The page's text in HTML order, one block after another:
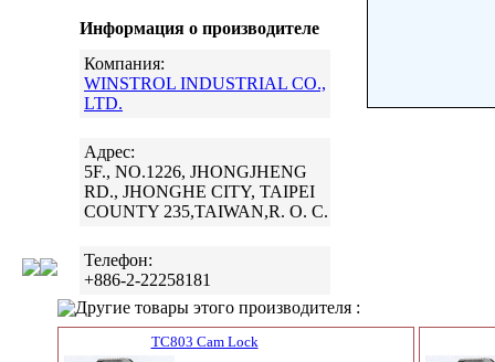
Информация о производителе
Компания:
WINSTROL INDUSTRIAL CO.,
LTD.
Адрес:
5F., NO.1226, JHONGJHENG
RD., JHONGHE CITY, TAIPEI
COUNTY 235,TAIWAN,R. O. C.
Телефон:
+886-2-22258181
Другие товары этого производителя :
TC803 Cam Lock